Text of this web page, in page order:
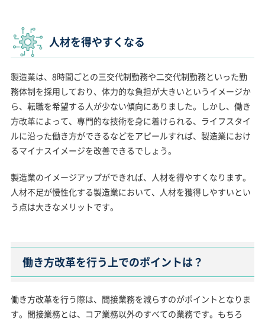
人材を得やすくなる
製造業は、8時間ごとの三交代制勤務や二交代制勤務といった勤
務体制を採用しており、体力的な負担が大きいというイメージか
ら、転職を希望する人が少ない傾向にありました。しかし、働き
方改革によって、専門的な技術を身に着けられる、ライフスタイ
ルに沿った働き方ができるなどをアピールすれば、製造業におけ
るマイナスイメージを改善できるでしょう。
製造業のイメージアップができれば、人材を得やすくなります。
人材不足が慢性化する製造業において、人材を獲得しやすいとい
う点は大きなメリットです。
働き方改革を行う上でのポイントは？
働き方改革を行う際は、間接業務を減らすのがポイントとなりま
す。間接業務とは、コア業務以外のすべての業務です。もちろ